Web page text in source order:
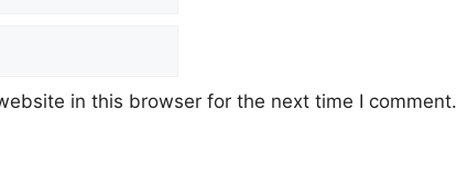
in this browser for the next time I comment.